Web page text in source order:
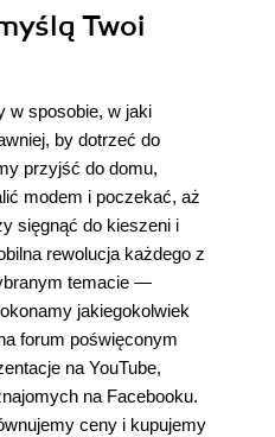
Twoi
w sposobie, w jaki
by dotrzeć do
przyjść do domu,
modem i poczekać, aż
sięgnąć do kieszeni i
rewolucja każdego z
temacie —
jakiegokolwiek
forum poświęconym
na YouTube,
na Facebooku.
ceny i kupujemy